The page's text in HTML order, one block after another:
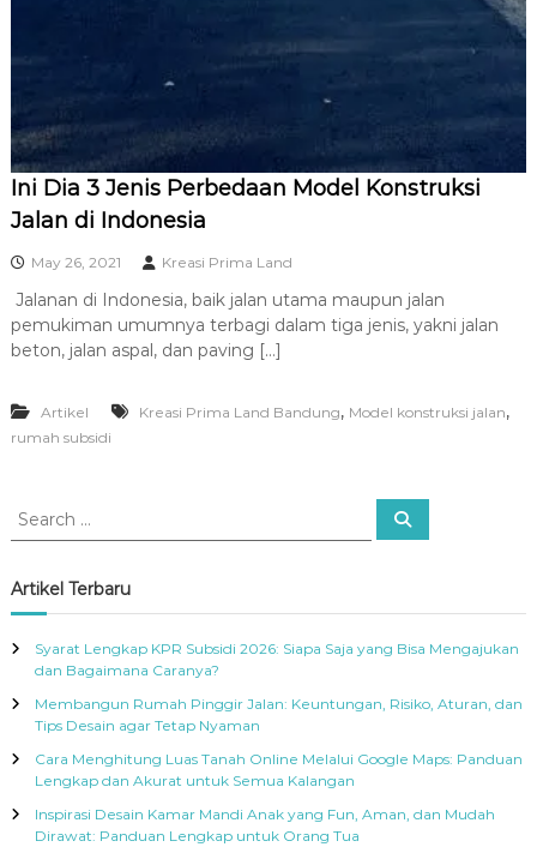
Ini Dia 3 Jenis Perbedaan Model Konstruksi
Jalan di Indonesia
May 26, 2021 Kreasi Prima Land
Jalanan di Indonesia, baik jalan utama maupun jalan
pemukiman umumnya terbagi dalam tiga jenis, yakni jalan
beton, jalan aspal, dan paving […]
Artikel Kreasi Prima Land Bandung, Model konstruksi jalan,
rumah subsidi
S
r
c
f
r
S
Artikel Terbaru
Syarat Lengkap KPR Subsidi 2026: Siapa Saja yang Bisa Mengajukan
dan Bagaimana Caranya?
Membangun Rumah Pinggir Jalan: Keuntungan, Risiko, Aturan, dan
Tips Desain agar Tetap Nyaman
Cara Menghitung Luas Tanah Online Melalui Google Maps: Panduan
Lengkap dan Akurat untuk Semua Kalangan
Inspirasi Desain Kamar Mandi Anak yang Fun, Aman, dan Mudah
Dirawat: Panduan Lengkap untuk Orang Tua